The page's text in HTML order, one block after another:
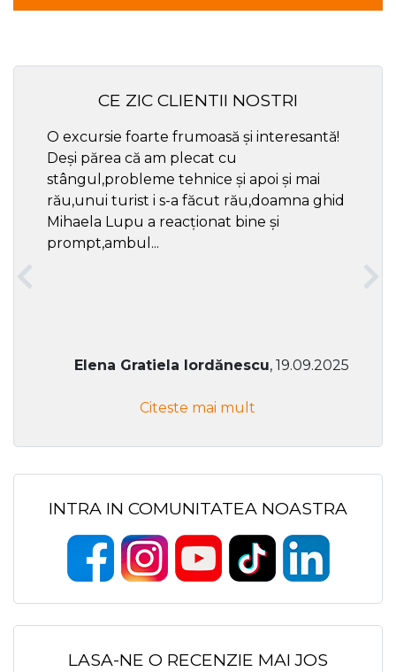
CE ZIC CLIENTII NOSTRI
O excursie foarte frumoasă și interesantă!
Deși părea că am plecat cu
stângul,probleme tehnice și apoi și mai
rău,unui turist i s-a făcut rău,doamna ghid
Mihaela Lupu a reacționat bine și
prompt,ambul...
Elena Gratiela Iordănescu, 19.09.2025
Citeste mai mult
INTRA IN COMUNITATEA NOASTRA
LASA-NE O RECENZIE MAI JOS